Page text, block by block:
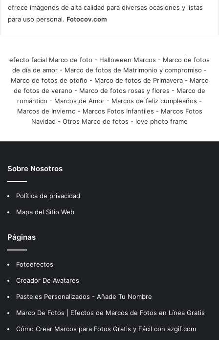
ofrece imágenes de alta calidad para diversas ocasiones y listas
para uso personal. Fotocov.com
efecto facial Marco de foto - Halloween Marcos - Marco de fotos
de día de amor - Marco de fotos de Matrimonio y compromiso -
Marco de fotos de otoño - Marco de fotos de Primavera- Marco
de fotos de verano - Marco de fotos rosas y flores - Marco de
romántico - Marcos de Amor - Marcos de feliz cumpleaños -
Marcos de Invierno - Marcos Fotos Infantiles - Marcos Fotos
Navidad - Otros Marco de fotos - love photo frame
Sobre Nosotros
Política de privacidad
Mapa del Sitio Web
Páginas
Fotoefectos
Creador De Avatares
Pasteles Personalizados - Añade Tu Nombre
Marco De Fotos | Efectos de Marcos de Fotos en Línea Gratis
Cómo Crear Marcos para Fotos Gratis y Fácil con azgif.com